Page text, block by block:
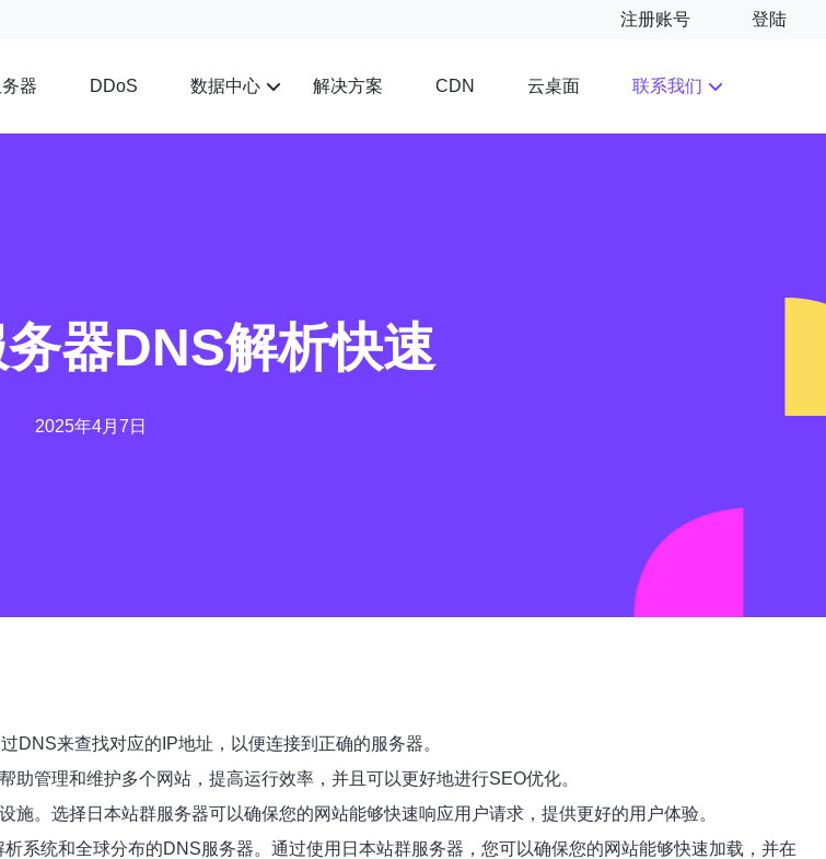
注册账号 登陆
器 DDoS 数据中心 解决方案 CDN 云桌面 联系我们
器DNS解析快速
2025年4月7日
DNS来查找对应的IP地址，以便连接到正确的服务器。
管理和维护多个网站，提高运行效率，并且可以更好地进行SEO优化。
。选择日本站群服务器可以确保您的网站能够快速响应用户请求，提供更好的用户体验。
系统和全球分布的DNS服务器。通过使用日本站群服务器，您可以确保您的网站能够快速加载，并在